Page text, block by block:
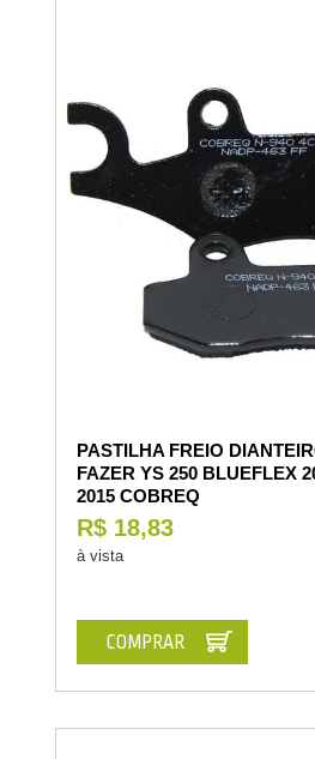
PASTILHA FREIO
FAZER YS 250 BLUEFLEX
2015 COBREQ
R$ 18,83
à vista
COMPRAR